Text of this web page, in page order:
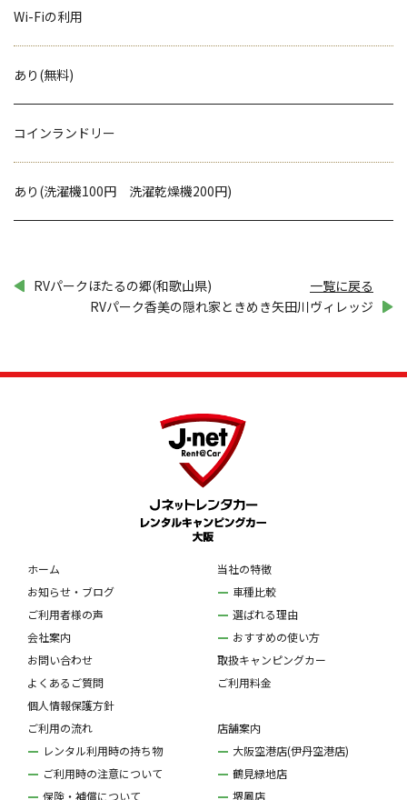
Wi-Fiの利用
あり(無料)
コインランドリー
あり(洗濯機100円 洗濯乾燥機200円)
RVパークほたるの郷(和歌山県)
一覧に戻る
RVパーク香美の隠れ家ときめき矢田川ヴィレッジ
ホーム
お知らせ・ブログ
ご利用者様の声
会社案内
お問い合わせ
よくあるご質問
個人情報保護方針
当社の特徴
車種比較
選ばれる理由
おすすめの使い方
取扱キャンピングカー
ご利用料金
ご利用の流れ
レンタル利用時の持ち物
ご利用時の注意について
保険・補償について
店舗案内
大阪空港店(伊丹空港店)
鶴見緑地店
堺鳳店